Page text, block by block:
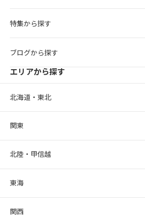
特集から探す
ブログから探す
エリアから探す
北海道・東北
関東
北陸・甲信越
東海
関西